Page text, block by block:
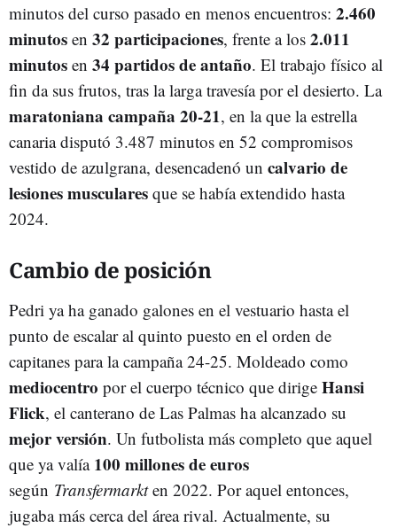
minutos del curso pasado en menos encuentros: 2.460
minutos en 32 participaciones, frente a los 2.011
minutos en 34 partidos de antaño. El trabajo físico al
fin da sus frutos, tras la larga travesía por el desierto. La
maratoniana campaña 20-21, en la que la estrella
canaria disputó 3.487 minutos en 52 compromisos
vestido de azulgrana, desencadenó un calvario de
lesiones musculares que se había extendido hasta
2024.
Cambio de posición
Pedri ya ha ganado galones en el vestuario hasta el
punto de escalar al quinto puesto en el orden de
capitanes para la campaña 24-25. Moldeado como
mediocentro por el cuerpo técnico que dirige Hansi
Flick, el canterano de Las Palmas ha alcanzado su
mejor versión. Un futbolista más completo que aquel
que ya valía 100 millones de euros
según Transfermarkten 2022. Por aquel entonces,
jugaba más cerca del área rival. Actualmente, su